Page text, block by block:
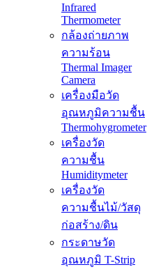
Infrared
Thermometer
กล้องถ่ายภาพ
ความร้อน
Thermal Imager
Camera
เครื่องมือวัด
อุณหภูมิความชื้น
Thermohygrometer
เครื่องวัด
ความชื้น
Humiditymeter
เครื่องวัด
ความชื้นไม้/วัสดุ
ก่อสร้าง/ดิน
กระดาษวัด
อุณหภูมิ T-Strip